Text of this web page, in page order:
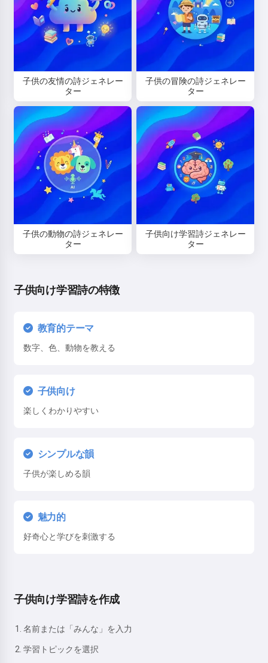
子供の友情の詩ジェネレー
ター
子供の冒険の詩ジェネレー
ター
子供の動物の詩ジェネレー
ター
子供向け学習詩ジェネレー
ター
子供向け学習詩の特徴
教育的テーマ
数字、色、動物を教える
子供向け
楽しくわかりやすい
シンプルな韻
子供が楽しめる韻
魅力的
好奇心と学びを刺激する
子供向け学習詩を作成
名前または「みんな」を入力
学習トピックを選択
こんにちは！私はStorikoです👋
お子様のために魔法の寝かしつけ
のお話をします🌟
お話を読む
サービスの利用を開始することにより、以下に同意したことに
なります：
利用規約 プライバシーポリシー ,返金ポリシー